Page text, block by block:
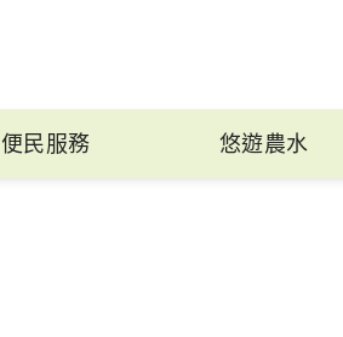
便民服務 悠遊農水